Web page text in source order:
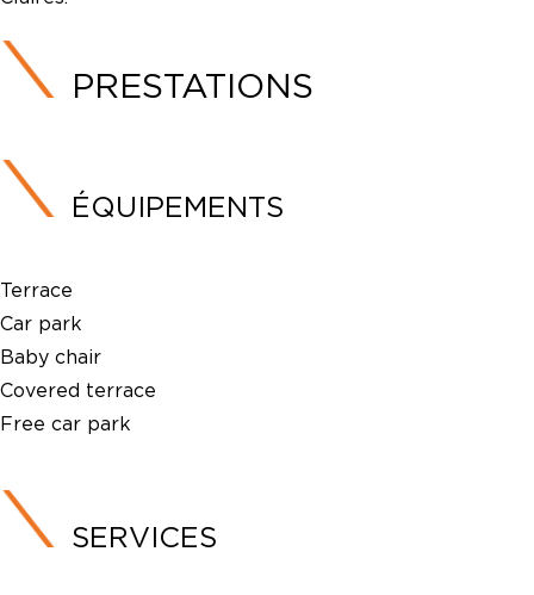
PRESTATIONS
ÉQUIPEMENTS
Terrace
Car park
Baby chair
Covered terrace
Free car park
SERVICES